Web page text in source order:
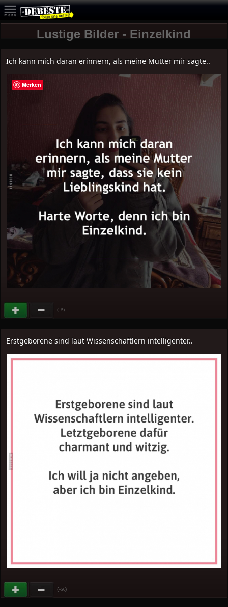
Lustige Bilder - Einzelkind
Ich kann mich daran erinnern, als meine Mutter mir sagte..
(+5)
Erstgeborene sind laut Wissenschaftlern intelligenter..
(+20)
Merken